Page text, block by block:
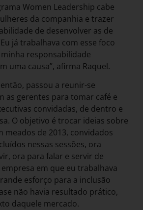
Women Leadership cabe
da companhia e trazer
de desenvolver as de
já trabalhava com esse foco
responsabilidade
uma causa”, afirma Raquel.
passou a reunir-se
as gerentes para tomar café e
convidadas, de dentro e
O objetivo é trocar ideias sobre
meados de 2013, convidados
nessas sessões, ora
ora para falar e servir de
em que eu trabalhava
esforço para a inclusão
não havia resultado prático,
daquele mercado.